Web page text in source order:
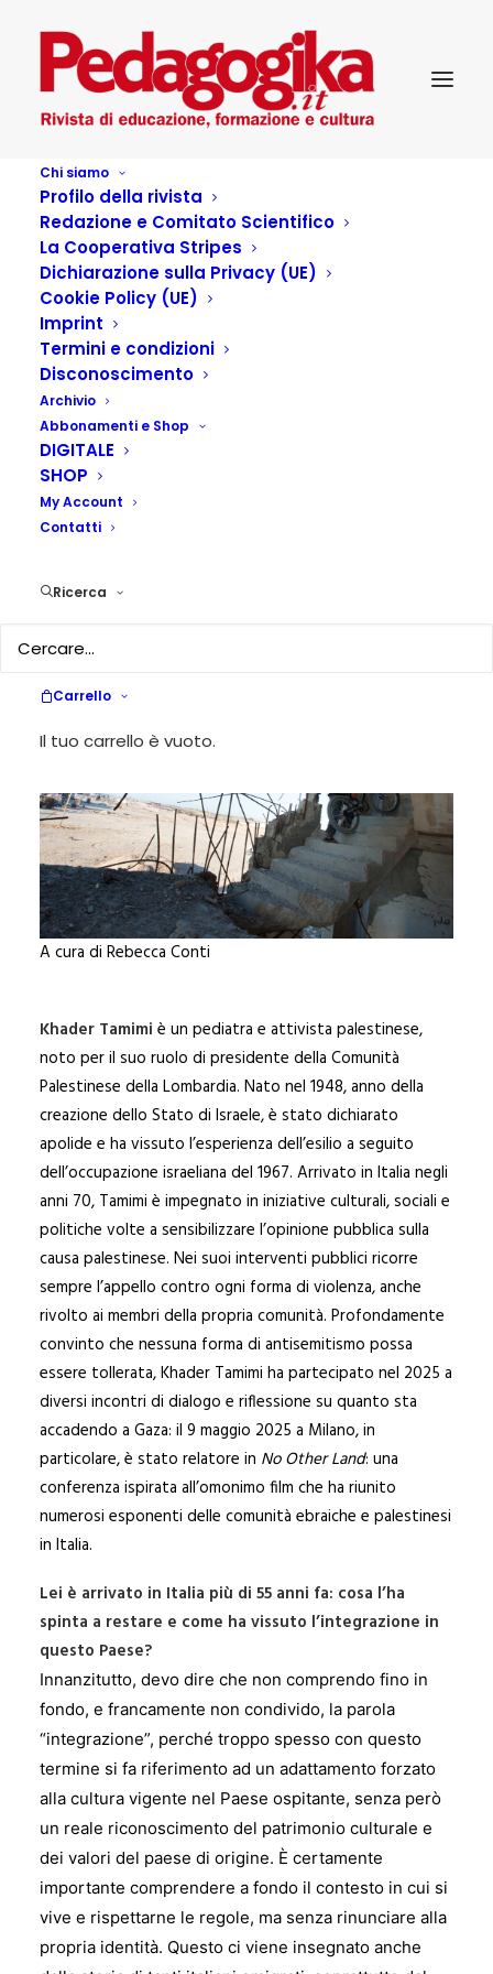
Chi siamo
Profilo della rivista
Redazione e Comitato Scientifico
La Cooperativa Stripes
Dichiarazione sulla Privacy (UE)
Cookie Policy (UE)
Imprint
Termini e condizioni
Disconoscimento
Archivio
Abbonamenti e Shop
DIGITALE
SHOP
My Account
Contatti
Ricerca
Carrello
Il tuo carrello è vuoto.
Come educare alla
relazione nell’era del
conflitto? (Intervista a
Khader Tamimi)
A cura di Rebecca Conti
Khader Tamimi è un pediatra e attivista palestinese,
noto per il suo ruolo di presidente della Comunità
Palestinese della Lombardia. Nato nel 1948, anno della
creazione dello Stato di Israele, è stato dichiarato
apolide e ha vissuto l’esperienza dell’esilio a seguito
dell’occupazione israeliana del 1967. Arrivato in Italia negli
anni 70, Tamimi è impegnato in iniziative culturali, sociali e
politiche volte a sensibilizzare l’opinione pubblica sulla
causa palestinese. Nei suoi interventi pubblici ricorre
sempre l’appello contro ogni forma di violenza, anche
rivolto ai membri della propria comunità. Profondamente
convinto che nessuna forma di antisemitismo possa
essere tollerata, Khader Tamimi ha partecipato nel 2025 a
diversi incontri di dialogo e riflessione su quanto sta
accadendo a Gaza: il 9 maggio 2025 a Milano, in
particolare, è stato relatore in No Other Land: una
conferenza ispirata all’omonimo film che ha riunito
numerosi esponenti delle comunità ebraiche e palestinesi
in Italia.
Lei è arrivato in Italia più di 55 anni fa: cosa l’ha
spinta a restare e come ha vissuto l’integrazione in
questo Paese?
Innanzitutto, devo dire che non comprendo fino in
fondo, e francamente non condivido, la parola
“integrazione”, perché troppo spesso con questo
termine si fa riferimento ad un adattamento forzato
alla cultura vigente nel Paese ospitante, senza però
un reale riconoscimento del patrimonio culturale e
dei valori del paese di origine. È certamente
importante comprendere a fondo il contesto in cui si
vive e rispettarne le regole, ma senza rinunciare alla
propria identità. Questo ci viene insegnato anche